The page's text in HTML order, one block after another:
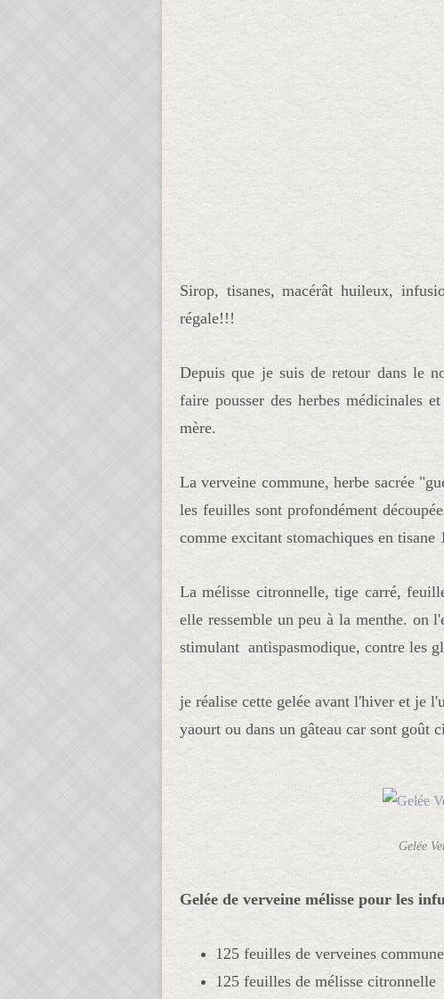
Sirop, tisanes, macérât huileux,
régale!!!
Depuis que je suis de retour dans le
faire pousser des herbes médicinales
mère.
La verveine commune, herbe sacrée
les feuilles sont profondément
comme excitant stomachiques en
La mélisse citronnelle, tige carré,
elle ressemble un peu à la menthe. on
stimulant antispasmodique, contre les
je réalise cette gelée avant l'hiver et je
yaourt ou dans un gâteau car sont goût
Gelée
Gelée de verveine mélisse pour les
125 feuilles de verveines
125 feuilles de mélisse citronnelle